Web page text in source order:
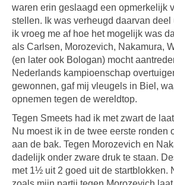
waren erin geslaagd een opmerkelijk
stellen. Ik was verheugd daarvan deel
ik vroeg me af hoe het mogelijk was
als Carlsen, Morozevich, Nakamura,
(en later ook Bologan) mocht
Nederlands kampioenschap
gewonnen, gaf mij vleugels in Biel,
opnemen tegen de wereldtop.
Tegen Smeets had ik met zwart de
Nu moest ik in de twee eerste ronden
aan de bak. Tegen Morozevich en
dadelijk onder zware druk te staan.
met 1½ uit 2 goed uit de startblokken.